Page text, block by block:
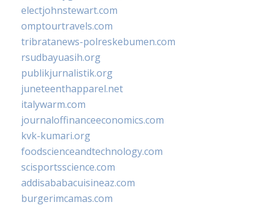
electjohnstewart.com
omptourtravels.com
tribratanews-polreskebumen.com
rsudbayuasih.org
publikjurnalistik.org
juneteenthapparel.net
italywarm.com
journaloffinanceeconomics.com
kvk-kumari.org
foodscienceandtechnology.com
scisportsscience.com
addisababacuisineaz.com
burgerimcamas.com